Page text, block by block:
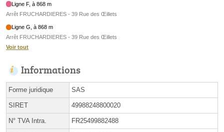
Ligne F, à 868 m
Arrêt FRUCHARDIERES - 39 Rue des Œillets
Ligne G, à 868 m
Arrêt FRUCHARDIERES - 39 Rue des Œillets
Voir tout
Informations
Forme juridique SAS
SIRET 49988248800020
N° TVA Intra. FR25499882488